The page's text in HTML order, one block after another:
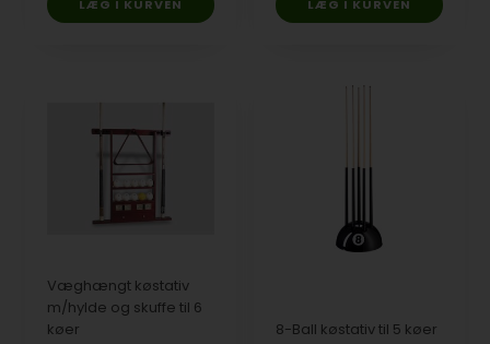
Væghængt køstativ
m/hylde og skuffe til 6
køer
8-Ball køstativ til 5 køer